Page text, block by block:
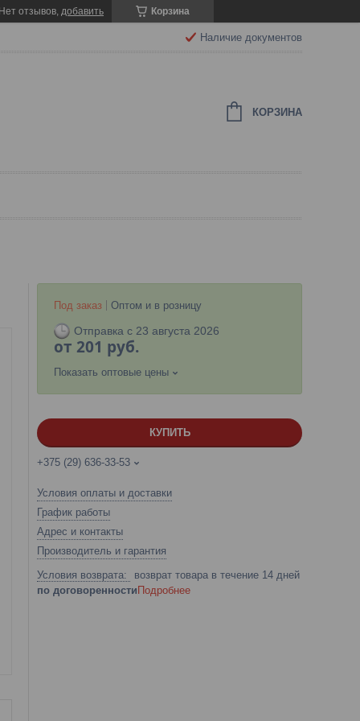
Корзина
отзывов, добавить
Наличие документов
КОРЗИНА
Под заказ Оптом и в розницу
Отправка с 23 августа 2026
от 201 руб.
Показать оптовые цены
КУПИТЬ
+375 (29) 636-33-53
Условия оплаты и доставки
График работы
Адрес и контакты
Производитель и гарантия
возврат товара в течение 14 дней
по договоренности Подробнее